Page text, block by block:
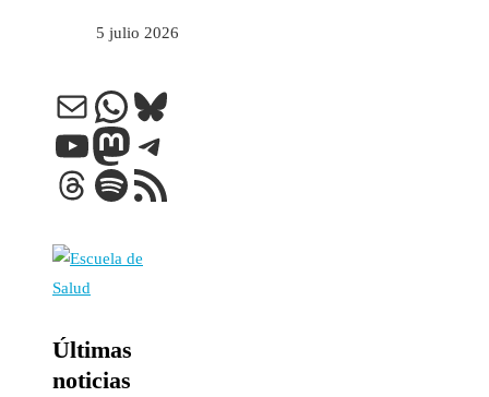
5 julio 2026
Correo electrónico
WhatsApp
Bluesky
YouTube
Mastodon
Telegram
Threads
Spotify
Feed RSS
Últimas
noticias